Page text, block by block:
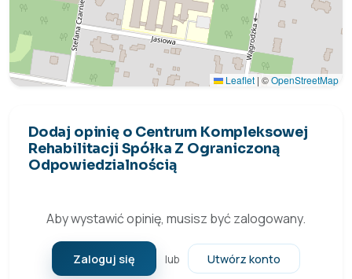
Leaflet | ©OpenStreetMap
Dodaj opinię o Centrum Kompleksowej
Rehabilitacji Spółka Z Ograniczoną
Odpowiedzialnością
Aby wystawić opinię, musisz być zalogowany.
Zaloguj się lub Utwórz konto